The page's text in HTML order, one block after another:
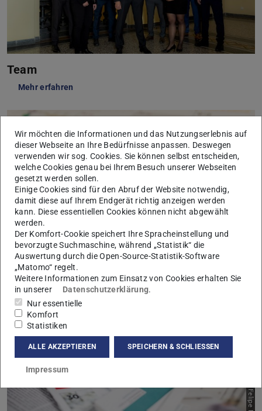
Team
Mehr erfahren
Aktuelles
Mehr erfahren
Wir möchten die Informationen und das Nutzungserlebnis auf
dieser Webseite an Ihre Bedürfnisse anpassen. Deswegen
verwenden wir sog. Cookies. Sie können selbst entscheiden,
welche Cookies genau bei Ihrem Besuch unserer Webseiten
gesetzt werden sollen.
Einige Cookies sind für den Abruf der Website notwendig,
damit diese auf Ihrem Endgerät richtig anzeigen werden
kann. Diese essentiellen Cookies können nicht abgewählt
werden.
Der Komfort-Cookie speichert Ihre Spracheinstellung und
bevorzugte Suchmaschine, während „Statistik“ die
Auswertung durch die Open-Source-Statistik-Software
„Matomo“ regelt.
Weitere Informationen zum Einsatz von Cookies erhalten Sie
in unserer
Datenschutzerklärung.
Nur essentielle
Komfort
Statistiken
ALLE AKZEPTIEREN SPEICHERN & SCHLIESSEN
Impressum